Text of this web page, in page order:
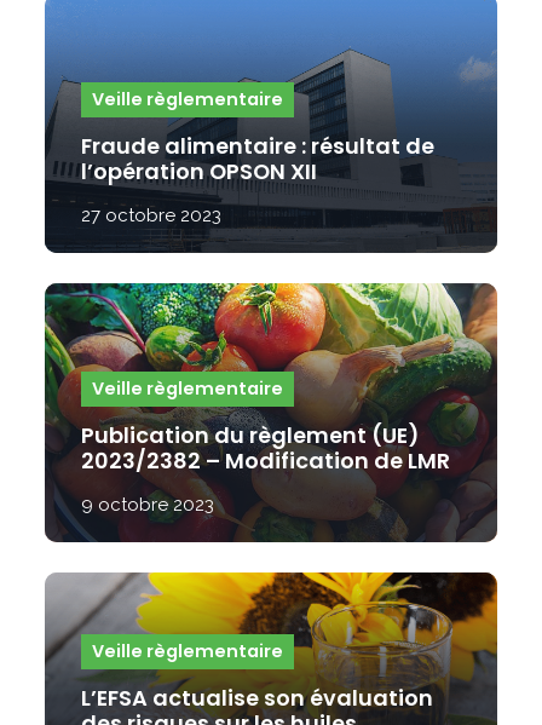
Veille règlementaire
Fraude alimentaire : résultat de
l’opération OPSON XII
27 octobre 2023
Veille règlementaire
Publication du règlement (UE)
2023/2382 – Modification de LMR
9 octobre 2023
Veille règlementaire
L’EFSA actualise son évaluation